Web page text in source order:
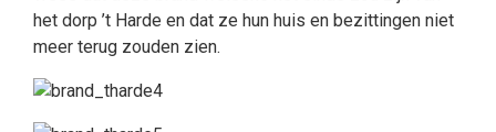
het dorp ’t Harde en dat ze hun huis en bezittingen niet
meer terug zouden zien.